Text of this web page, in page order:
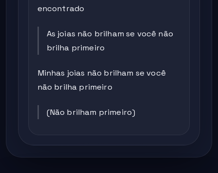
encontrado
As joias não brilham se você não
brilha primeiro
Minhas joias não brilham se você
não brilha primeiro
(Não brilham primeiro)